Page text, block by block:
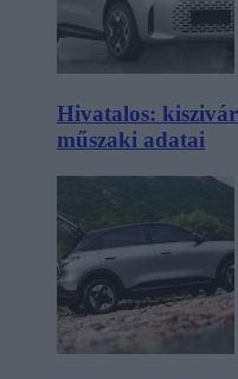
Hivatalos:
műszaki adatai